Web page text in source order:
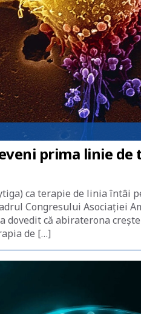
prima linie
ca terapie de linia întâi
Congresului Asociației
dovedit că abiraterona
de […]